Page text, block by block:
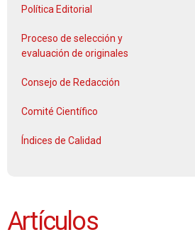
Política Editorial
Proceso de selección y
evaluación de originales
Consejo de Redacción
Comité Científico
Índices de Calidad
Artículos